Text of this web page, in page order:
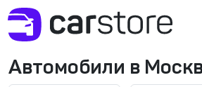
Автомобили в